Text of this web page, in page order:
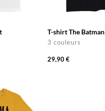
T-shirt The Batman
3 couleurs
29,90 €